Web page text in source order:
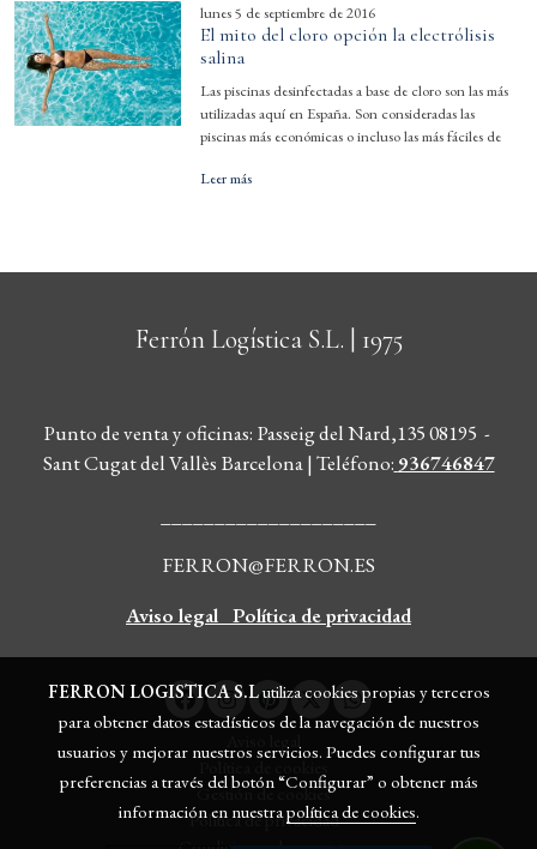
lunes 5 de septiembre de 2016
El mito del cloro opción la electrólisis
salina
Las piscinas desinfectadas a base de cloro son las más
utilizadas aquí en España. Son consideradas las
piscinas más económicas o incluso las más fáciles de
Leer más
Ferrón Logística S.L. | 1975
Punto de venta y oficinas: Passeig del Nard,135 08195 -
Sant Cugat del Vallès Barcelona | Teléfono: 936746847
FERRON@FERRON.ES
Aviso legal Política de privacidad
Gestión de cookies
Política de privacidad
FERRON LOGISTICA S.Lutiliza cookies propias y terceros
para obtener datos estadísticos de la navegación de nuestros
usuarios y mejorar nuestros servicios. Puedes configurar tus
preferencias a través del botón “Configurar” o obtener más
información en nuestrapolítica de cookies.